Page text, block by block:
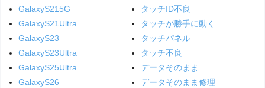
GalaxyS215G
GalaxyS21Ultra
GalaxyS23
GalaxyS23Ultra
GalaxyS25Ultra
GalaxyS26
タッチID不良
タッチが勝手に動く
タッチパネル
タッチ不良
データそのまま
データそのまま修理